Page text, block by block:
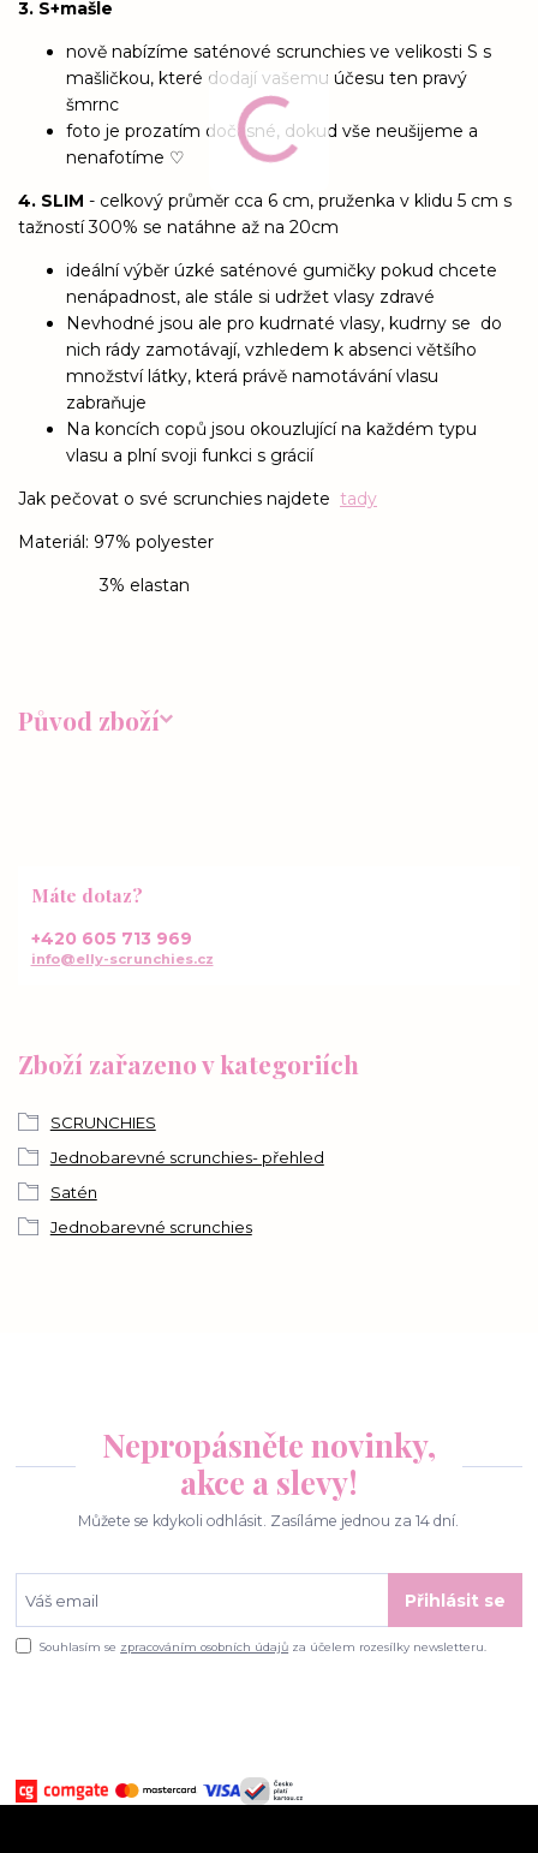
3. S+mašle
nově nabízíme saténové scrunchies ve velikosti S s
mašličkou, které dodají vašemu účesu ten pravý
šmrnc
foto je prozatím dočasné, dokud vše neušijeme a
nenafotíme ♡
4. SLIM - celkový průměr cca 6 cm, pruženka v klidu 5 cm s
tažností 300% se natáhne až na 20cm
ideální výběr úzké saténové gumičky pokud chcete
nenápadnost, ale stále si udržet vlasy zdravé
Nevhodné jsou ale pro kudrnaté vlasy, kudrny se do
nich rády zamotávají, vzhledem k absenci většího
množství látky, která právě namotávání vlasu
zabraňuje
Na koncích copů jsou okouzlující na každém typu
vlasu a plní svoji funkci s grácií
Jak pečovat o své scrunchies najdete tady
Materiál: 97% polyester
3% elastan
Původ zboží
Zboží zařazeno v kategoriích
SCRUNCHIES
Jednobarevné scrunchies- přehled
Satén
Jednobarevné scrunchies
Máte dotaz?
+420 605 713 969
info@elly-scrunchies.cz
Nepropásněte novinky,
akce a slevy!
Můžete se kdykoli odhlásit. Zasíláme jednou za 14 dní.
Přihlásit se
Souhlasím se zpracováním osobních údajů za účelem rozesílky newsletteru.